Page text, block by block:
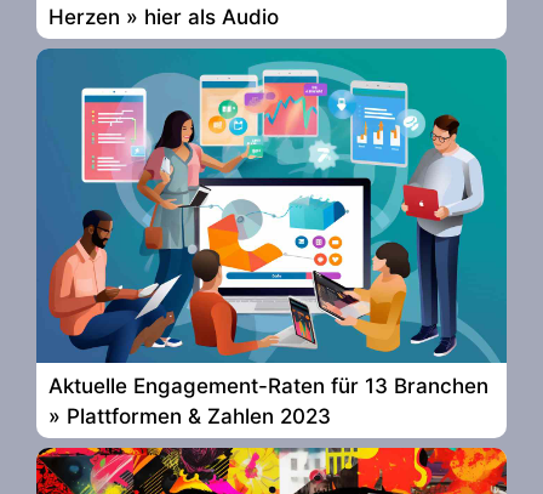
Herzen » hier als Audio
Aktuelle Engagement-Raten für 13 Branchen
» Plattformen & Zahlen 2023